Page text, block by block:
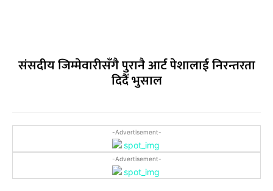
संसदीय जिम्मेवारीसँगै पुरानै आर्ट पेशालाई निरन्तरता
दिदैँ भुसाल
-Advertisement-
-Advertisement-